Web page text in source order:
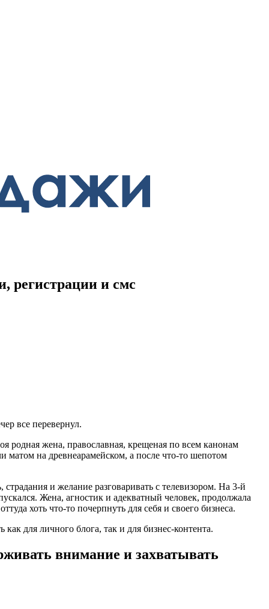
регистрации и смс
все перевернул.
родная жена, православная, крещеная по всем канонам
матом на древнеарамейском, а после что-то шепотом
и желание разговаривать с телевизором. На 3-й
Жена, агностик и адекватный человек, продолжала
хоть что-то почерпнуть для себя и своего бизнеса.
для личного блога, так и для бизнес-контента.
внимание и захватывать